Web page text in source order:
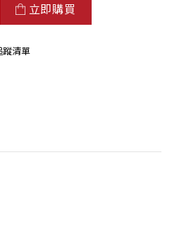
立即購買
蹤清單